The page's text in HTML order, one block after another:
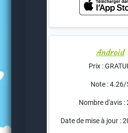
Android
Prix :
Note : 4.26/
Nombre d'avis :
Date de mise à jour :